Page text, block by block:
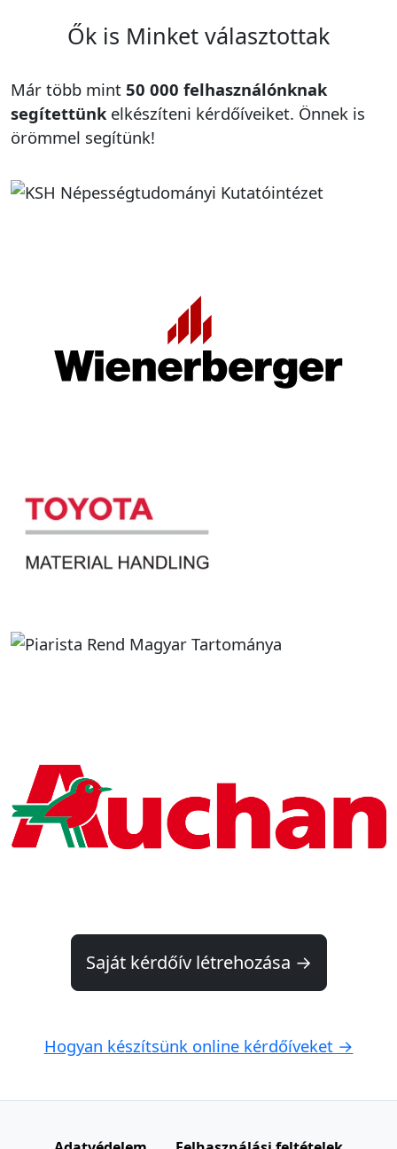
Ők is Minket választottak
Már több mint 50 000 felhasználónknak
segítettünkelkészíteni kérdőíveiket. Önnek is
örömmel segítünk!
Oldalunk Sütiket használ.Bővebben OK